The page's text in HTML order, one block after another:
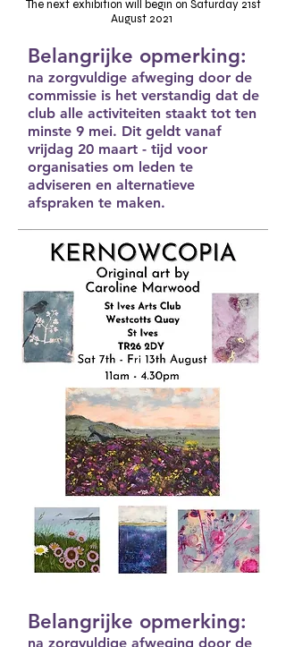
The next exhibition will begin on Saturday 21st
August 2021
Belangrijke opmerking:
na zorgvuldige afweging door de
commissie is het verstandig dat de
club alle activiteiten staakt tot ten
minste 9 mei. Dit geldt vanaf
vrijdag 20 maart - tijd voor
organisaties om leden te
adviseren en alternatieve
afspraken te maken.
Belangrijke opmerking:
na zorgvuldige afweging door de